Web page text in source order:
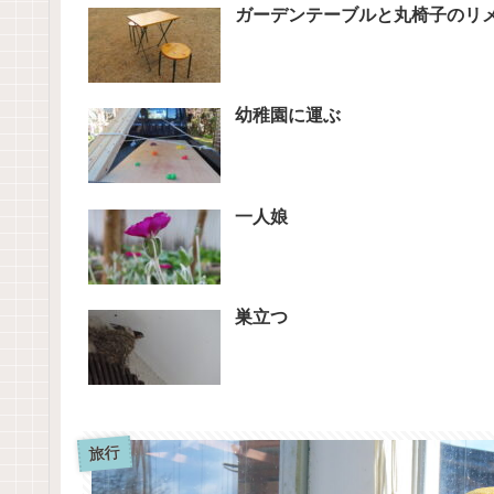
ガーデンテーブルと丸椅子のリ
幼稚園に運ぶ
一人娘
巣立つ
旅行